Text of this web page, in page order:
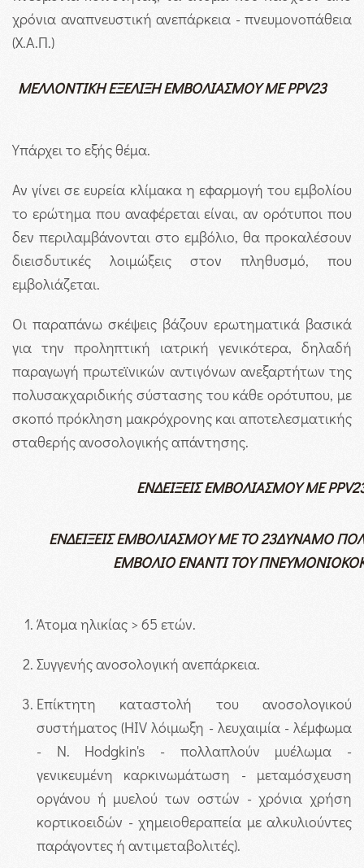
χρόνια αναπνευστική ανεπάρκεια - πνευμονοπάθεια
(Χ.Α.Π.)
ΜΕΛΛΟΝΤΙΚΗ ΕΞΕΛΙΞΗ ΕΜΒΟΛΙΑΣΜΟΥ ΜΕPPV23
Υπάρχει το εξής θέμα.
Αν γίνει σε ευρεία κλίμακα η εφαρμογή του εμβολίου
το ερώτημα που αναφέρεται είναι, αν ορότυποι που
δεν περιλαμβάνονται στο εμβόλιο, θα προκαλέσουν
διεισδυτικές λοιμώξεις στον πληθυσμό, που
εμβολιάζεται.
Οι παραπάνω σκέψεις βάζουν ερωτηματικά βασικά
για την προληπτική ιατρική γενικότερα, δηλαδή
παραγωγή πρωτεϊνικών αντιγόνων ανεξαρτήτων της
πολυσακχαριδικής σύστασης του κάθε ορότυπου, με
σκοπό πρόκληση μακρόχρονης και αποτελεσματικής
σταθερής ανοσολογικής απάντησης.
ΕΝΔΕΙΞΕΙΣ ΕΜΒΟΛΙΑΣΜΟΥ ΜΕ
ΕΝΔΕΙΞΕΙΣ ΕΜΒΟΛΙΑΣΜΟΥ ΜΕ ΤΟ 23ΔΥΝΑΜΟ
ΕΜΒΟΛΙΟ ΕΝΑΝΤΙ ΤΟΥ
Άτομα ηλικίας > 65 ετών.
Συγγενής ανοσολογική ανεπάρκεια.
Επίκτητη καταστολή του ανοσολογικού
συστήματος (HIV λόιμωξη - λευχαιμία - λέμφωμα
- Ν. Hodgkin's - πολλαπλούν μυέλωμα -
γενικευμένη καρκινωμάτωση - μεταμόσχευση
οργάνου ή μυελού των οστών - χρόνια χρήση
κορτικοειδών - χημειοθεραπεία με αλκυλιούντες
παράγοντες ή αντιμεταβολιτές).